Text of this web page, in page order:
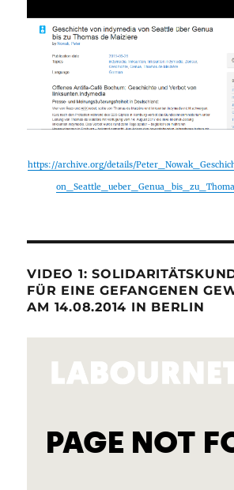
https://archive.org/details/
VIDEO 1:
FÜR EINE GEFANGENEN
AM 14.08.2014 IN BERLIN